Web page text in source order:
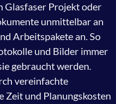
Glasfaser Projekt oder
unmittelbar an
Arbeitspakete an. So
und Bilder immer
gebraucht werden.
vereinfachte
Zeit und Planungskosten